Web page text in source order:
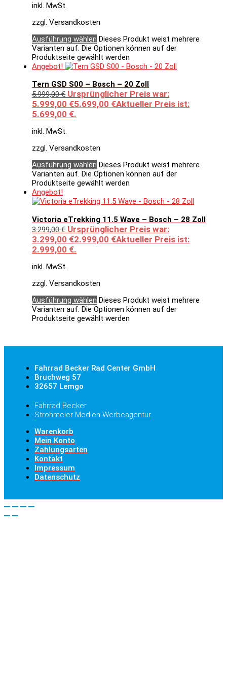
inkl. MwSt.
zzgl. Versandkosten
Ausführung wählen Dieses Produkt weist mehrere
Varianten auf. Die Optionen können auf der
Produktseite gewählt werden
Angebot!
Tern GSD S00 – Bosch – 20 Zoll
5.999,00€ Ursprünglicher Preis war:
5.999,00 €5.699,00 €Aktueller Preis ist:
5.699,00 €.
inkl. MwSt.
zzgl. Versandkosten
Ausführung wählen Dieses Produkt weist mehrere
Varianten auf. Die Optionen können auf der
Produktseite gewählt werden
Angebot!
Victoria eTrekking 11.5 Wave – Bosch – 28 Zoll
3.299,00€ Ursprünglicher Preis war:
3.299,00 €2.999,00 €Aktueller Preis ist:
2.999,00 €.
inkl. MwSt.
zzgl. Versandkosten
Ausführung wählen Dieses Produkt weist mehrere
Varianten auf. Die Optionen können auf der
Produktseite gewählt werden
Fahrrad Becker Rad Center GmbH
Bruchweg 57
32657 Lemgo
Fahrrad Becker
Strohmeier Medien Werbeagentur
Warenkorb
Mein Konto
Zahlungsarten
Kontakt
Impressum
Datenschutz